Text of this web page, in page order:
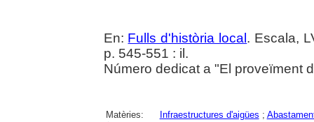
En: Fulls d'història local . Escala,
p. 545-551 : il.
Número dedicat a "El proveïment
Matèries: Infraestructures d'aigües ;